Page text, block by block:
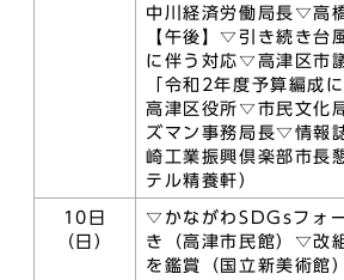
中川経済労働局長▽高
【午後】▽引き続き台
に伴う対応▽高津区市
「令和2年度予算編成
高津区役所▽市民文化
ズマン事務局長▽情報
崎工業振興倶楽部市長
テル精養軒）
10日
（日）
▽かながわSDGsフ
き（高津市民館）▽
を鑑賞（国立新美術館）